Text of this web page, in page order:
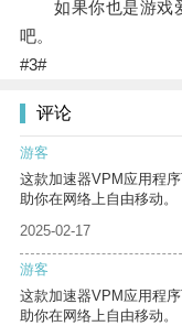
如果你也是游戏爱
吧。
#3#
评论
游客
这款加速器VPM应用程
助你在网络上自由移动。
2025-02-17
游客
这款加速器VPM应用程
助你在网络上自由移动。